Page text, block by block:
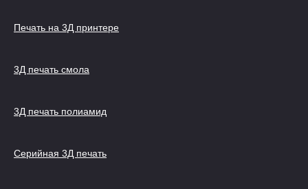
Печать на 3Д принтере
3Д печать смола
3Д печать полиамид
Серийная 3Д печать